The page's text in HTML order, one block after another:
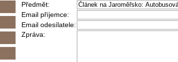
Předmět:
Email příjemce:
Email odesílatele:
Zpráva: